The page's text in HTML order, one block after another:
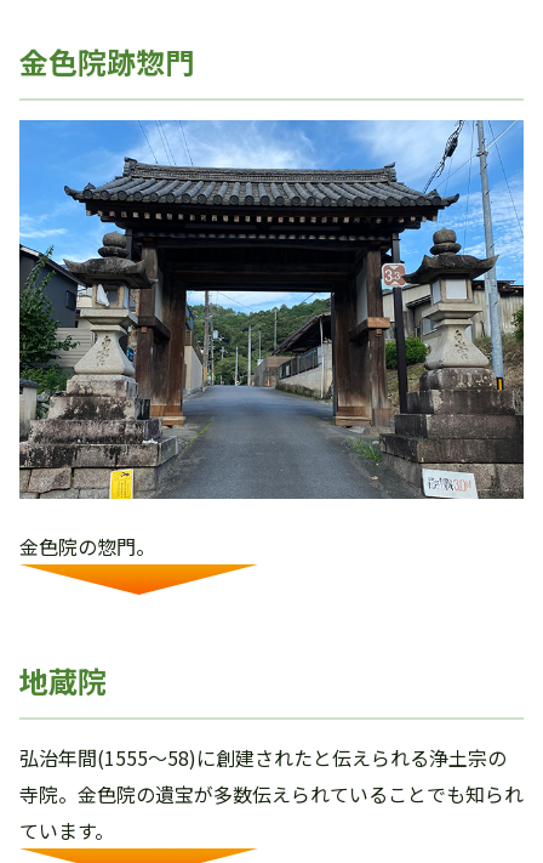
金色院跡惣門
金色院の惣門。
地蔵院
弘治年間(1555～58)に創建されたと伝えられる浄土宗の
寺院。金色院の遺宝が多数伝えられていることでも知られ
ています。